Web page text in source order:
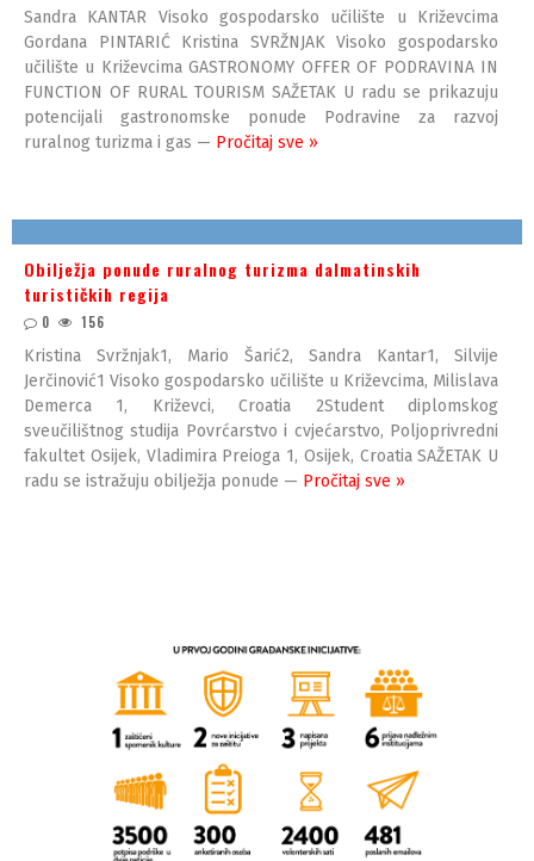
Sandra KANTAR Visoko gospodarsko učilište u Križevcima
Gordana PINTARIĆ Kristina SVRŽNJAK Visoko gospodarsko
učilište u Križevcima GASTRONOMY OFFER OF PODRAVINA IN
FUNCTION OF RURAL TOURISM SAŽETAK U radu se prikazuju
potencijali gastronomske ponude Podravine za razvoj
ruralnog turizma i gas — Pročitaj sve »
Obilježja ponude ruralnog turizma dalmatinskih
turističkih regija
0 156
Kristina Svržnjak1, Mario Šarić2, Sandra Kantar1, Silvije
Jerčinović1 Visoko gospodarsko učilište u Križevcima, Milislava
Demerca 1, Križevci, Croatia 2Student diplomskog
sveučilištnog studija Povrćarstvo i cvjećarstvo, Poljoprivredni
fakultet Osijek, Vladimira Preioga 1, Osijek, Croatia SAŽETAK U
radu se istražuju obilježja ponude — Pročitaj sve »